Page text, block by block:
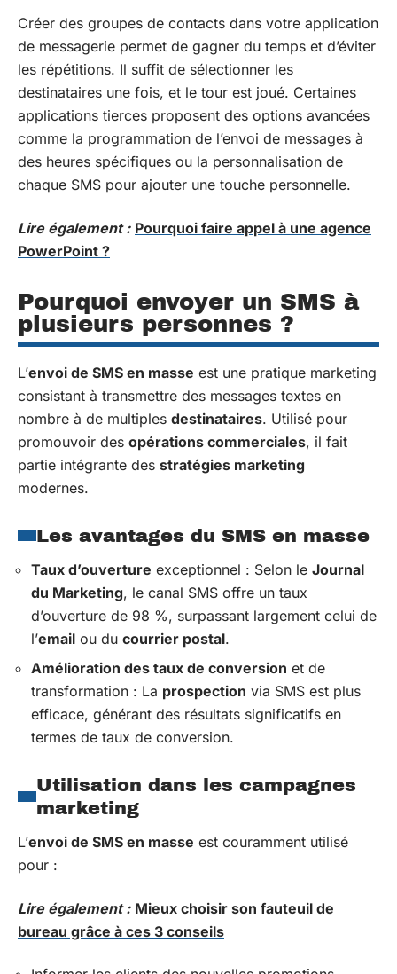
Créer des groupes de contacts dans votre application
de messagerie permet de gagner du temps et d’éviter
les répétitions. Il suffit de sélectionner les
destinataires une fois, et le tour est joué. Certaines
applications tierces proposent des options avancées
comme la programmation de l’envoi de messages à
des heures spécifiques ou la personnalisation de
chaque SMS pour ajouter une touche personnelle.
Lire également : Pourquoi faire appel à une agence
PowerPoint ?
Pourquoi envoyer un SMS à
plusieurs personnes ?
L’envoi de SMS en masse est une pratique marketing
consistant à transmettre des messages textes en
nombre à de multiples destinataires. Utilisé pour
promouvoir des opérations commerciales, il fait
partie intégrante des stratégies marketing
modernes.
Les avantages du SMS en masse
Taux d’ouverture exceptionnel : Selon le Journal
du Marketing, le canal SMS offre un taux
d’ouverture de 98 %, surpassant largement celui de
l’email ou du courrier postal.
Amélioration des taux de conversion et de
transformation : La prospection via SMS est plus
efficace, générant des résultats significatifs en
termes de taux de conversion.
Utilisation dans les campagnes
marketing
L’envoi de SMS en masse est couramment utilisé
pour :
Lire également : Mieux choisir son fauteuil de
bureau grâce à ces 3 conseils